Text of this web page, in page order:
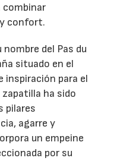
combinar
confort.
nombre del Pas du
situado en el
inspiración para el
ha sido
pilares
agarre y
un empeine
por su